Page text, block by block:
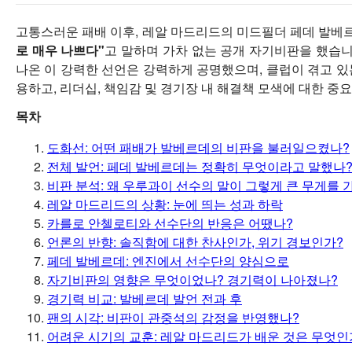
고통스러운 패배 이후, 레알 마드리드의 미드필더 페데 발
로 매우 나쁘다"고 말하며 가차 없는 공개 자기비판을 했습
나온 이 강력한 선언은 강력하게 공명했으며, 클럽이 겪고
용하고, 리더십, 책임감 및 경기장 내 해결책 모색에 대한 중
목차
도화선: 어떤 패배가 발베르데의 비판을 불러일으켰나?
전체 발언: 페데 발베르데는 정확히 무엇이라고 말했나?
비판 분석: 왜 우루과이 선수의 말이 그렇게 큰 무게를
레알 마드리드의 상황: 눈에 띄는 성과 하락
카를로 안첼로티와 선수단의 반응은 어땠나?
언론의 반향: 솔직함에 대한 찬사인가, 위기 경보인가?
페데 발베르데: 엔진에서 선수단의 양심으로
자기비판의 영향은 무엇이었나? 경기력이 나아졌나?
경기력 비교: 발베르데 발언 전과 후
팬의 시각: 비판이 관중석의 감정을 반영했나?
어려운 시기의 교훈: 레알 마드리드가 배운 것은 무엇